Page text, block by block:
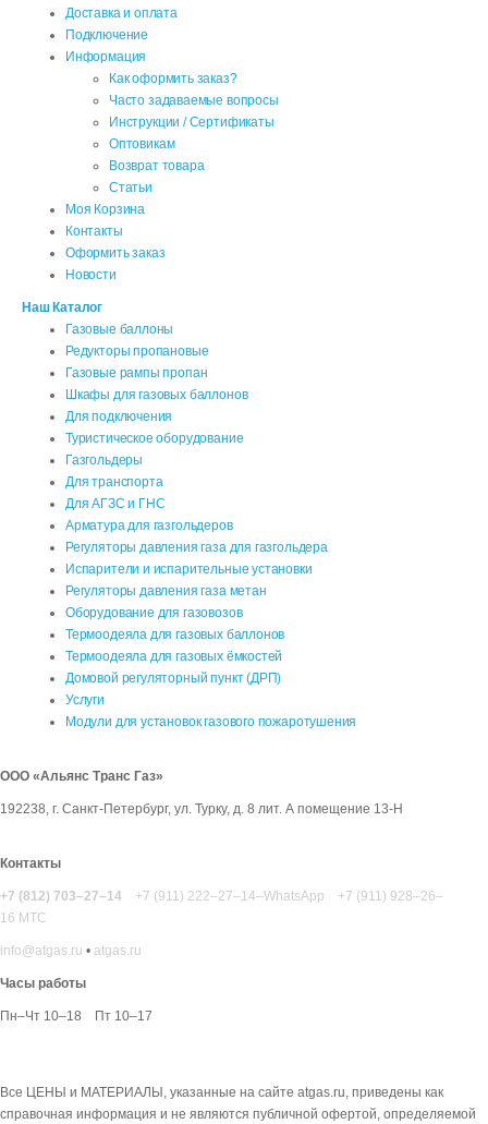
Доставка и оплата
Подключение
Информация
Как оформить заказ?
Часто задаваемые вопросы
Инструкции / Сертификаты
Оптовикам
Возврат товара
Статьи
Моя Корзина
Контакты
Оформить заказ
Новости
Наш Каталог
Газовые баллоны
Редукторы пропановые
Газовые рампы пропан
Шкафы для газовых баллонов
Для подключения
Туристическое оборудование
Газгольдеры
Для транспорта
Для АГЗС и ГНС
Арматура для газгольдеров
Регуляторы давления газа для газгольдера
Испарители и испарительные установки
Регуляторы давления газа метан
Оборудование для газовозов
Термоодеяла для газовых баллонов
Термоодеяла для газовых ёмкостей
Домовой регуляторный пункт (ДРП)
Услуги
Модули для установок газового пожаротушения
ООО «Альянс Транс Газ»
192238, г. Санкт-Петербург, ул. Турку, д. 8 лит. А помещение 13-Н
Контакты
+7 (812) 703–27–14 +7 (911) 222–27–14–WhatsApp
+7 (911) 928–26–
16 МТС
info@atgas.ru • atgas.ru
Часы работы
Пн–Чт 10–18 Пт 10–17
Все ЦЕНЫ и МАТЕРИАЛЫ, указанные на сайте atgas.ru, приведены как
справочная информация и не являются публичной офертой, определяемой